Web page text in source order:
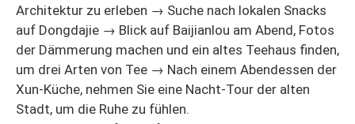
Architektur zu erleben → Suche nach lokalen Snacks
auf Dongdajie → Blick auf Baijianlou am Abend, Fotos
der Dämmerung machen und ein altes Teehaus finden,
um drei Arten von Tee → Nach einem Abendessen der
Xun-Küche, nehmen Sie eine Nacht-Tour der alten
Stadt, um die Ruhe zu fühlen.